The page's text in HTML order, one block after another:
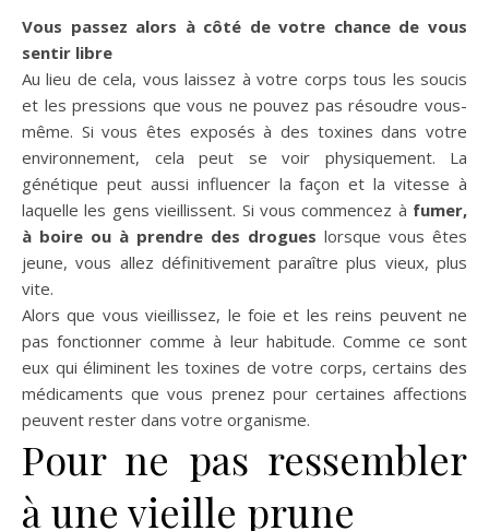
Vous passez alors à côté de votre chance de vous
sentir libre
Au lieu de cela, vous laissez à votre corps tous les soucis
et les pressions que vous ne pouvez pas résoudre vous-
même. Si vous êtes exposés à des toxines dans votre
environnement, cela peut se voir physiquement. La
génétique peut aussi influencer la façon et la vitesse à
laquelle les gens vieillissent. Si vous commencez à fumer,
à boire ou à prendre des drogues lorsque vous êtes
jeune, vous allez définitivement paraître plus vieux, plus
vite.
Alors que vous vieillissez, le foie et les reins peuvent ne
pas fonctionner comme à leur habitude. Comme ce sont
eux qui éliminent les toxines de votre corps, certains des
médicaments que vous prenez pour certaines affections
peuvent rester dans votre organisme.
Pour ne pas ressembler
à une vieille prune